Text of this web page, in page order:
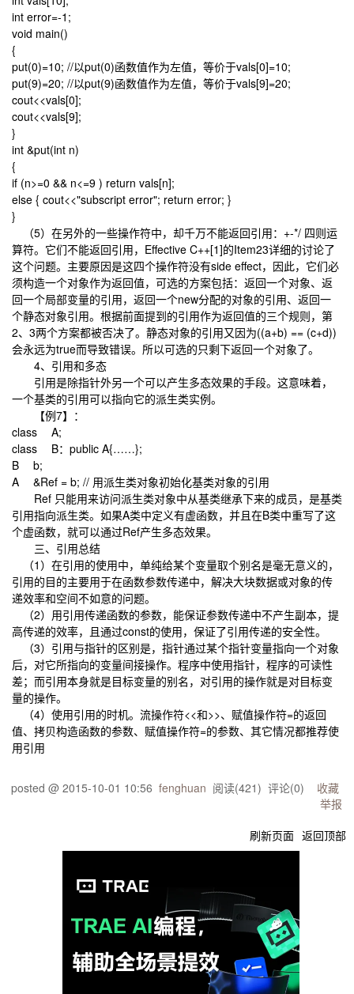
int error=-1;
void main()
{
put(0)=10; //以put(0)函数值作为左值，等价于vals[0]=10;
put(9)=20; //以put(9)函数值作为左值，等价于vals[9]=20;
cout<<vals[0];
cout<<vals[9];
}
int &put(int n)
{
if (n>=0 && n<=9 ) return vals[n];
else { cout<<"subscript error"; return error; }
}
（5）在另外的一些操作符中，却千万不能返回引用：+-*/ 四则运
算符。它们不能返回引用，Effective C++[1]的Item23详细的讨论了
这个问题。主要原因是这四个操作符没有side effect，因此，它们必
须构造一个对象作为返回值，可选的方案包括：返回一个对象、返
回一个局部变量的引用，返回一个new分配的对象的引用、返回一
个静态对象引用。根据前面提到的引用作为返回值的三个规则，第
2、3两个方案都被否决了。静态对象的引用又因为((a+b) == (c+d))
会永远为true而导致错误。所以可选的只剩下返回一个对象了。
4、引用和多态
引用是除指针外另一个可以产生多态效果的手段。这意味着，
一个基类的引用可以指向它的派生类实例。
【例7】：
class A;
class B：public A{……};
B b;
A &Ref = b; // 用派生类对象初始化基类对象的引用
Ref 只能用来访问派生类对象中从基类继承下来的成员，是基类
引用指向派生类。如果A类中定义有虚函数，并且在B类中重写了这
个虚函数，就可以通过Ref产生多态效果。
三、引用总结
（1）在引用的使用中，单纯给某个变量取个别名是毫无意义的，
引用的目的主要用于在函数参数传递中，解决大块数据或对象的传
递效率和空间不如意的问题。
（2）用引用传递函数的参数，能保证参数传递中不产生副本，提
高传递的效率，且通过const的使用，保证了引用传递的安全性。
（3）引用与指针的区别是，指针通过某个指针变量指向一个对象
后，对它所指向的变量间接操作。程序中使用指针，程序的可读性
差；而引用本身就是目标变量的别名，对引用的操作就是对目标变
量的操作。
（4）使用引用的时机。流操作符<<和>>、赋值操作符=的返回
值、拷贝构造函数的参数、赋值操作符=的参数、其它情况都推荐使
用引用
posted @ 2015-10-01 10:56 fenghuan 阅读(421) 评论(0) 收藏
举报
刷新页面 返回顶部